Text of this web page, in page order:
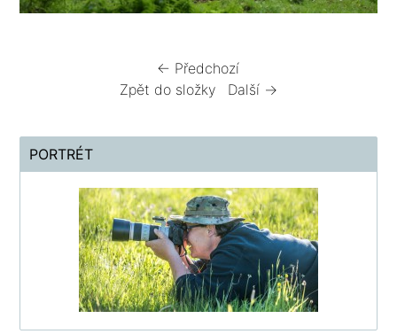
← Předchozí
Zpět do složky
Další →
PORTRÉT